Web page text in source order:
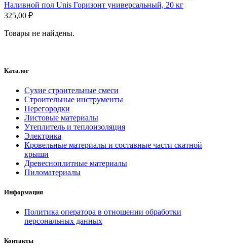
Наливной пол Unis Горизонт универсальный, 20 кг
325,00 ₽
Товары не найдены.
Каталог
Сухие строительные смеси
Строительные инструменты
Перегородки
Листовые материалы
Утеплитель и теплоизоляция
Электрика
Кровельные материалы и составные части скатной
крыши
Древесноплитные материалы
Пиломатериалы
Информация
Политика оператора в отношении обработки
персональных данных
Контакты